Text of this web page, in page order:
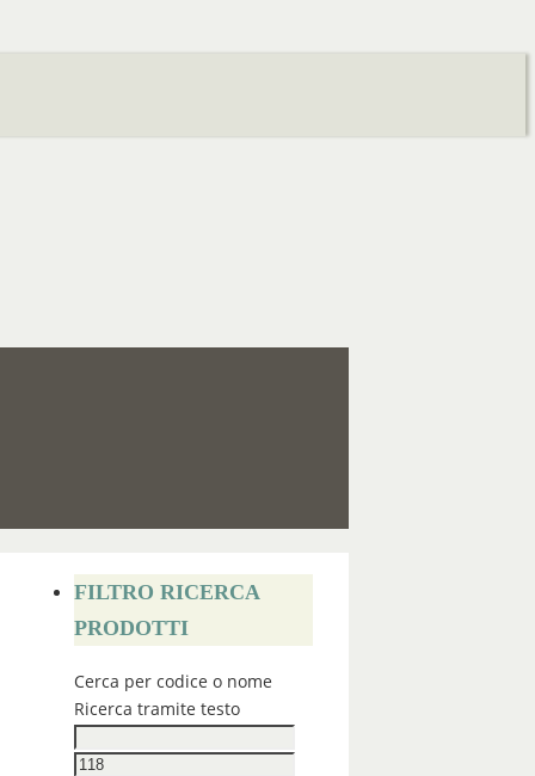
FILTRO RICERCA
PRODOTTI
Cerca per codice o nome
Ricerca tramite testo